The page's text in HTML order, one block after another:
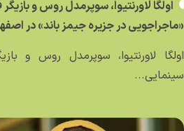
اولگا لاورنتیوا، سوپرمدل روس و بازیگر
«ماجراجویی در جزیره جیمز باند» در
اولگا لاورنتیوا، سوپرمدل روس و
سینمایی...